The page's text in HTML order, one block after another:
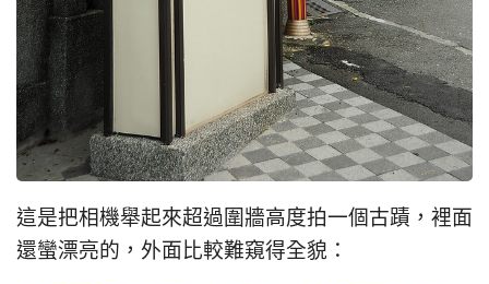
這是把相機舉起來超過圍牆高度拍一個古蹟，裡面
還蠻漂亮的，外面比較難窺得全貌：